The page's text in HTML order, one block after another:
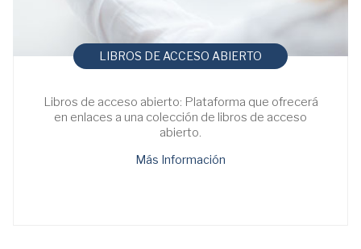
LIBROS DE ACCESO ABIERTO
Libros de acceso abierto: Plataforma que ofrecerá
en enlaces a una colección de libros de acceso
abierto.
Más Información